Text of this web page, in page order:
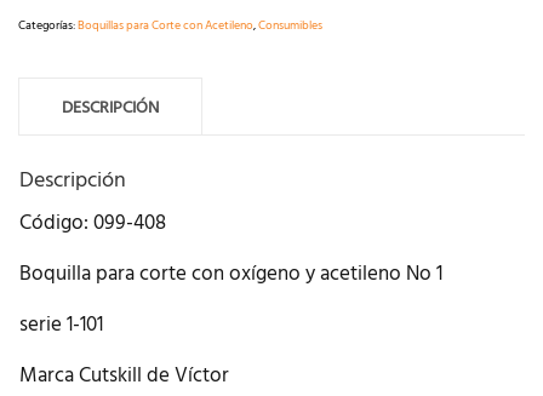
Categorías:Boquillas para Corte con Acetileno,Consumibles
DESCRIPCIÓN
Descripción
Código: 099-408
Boquilla para corte con oxígeno y acetileno No 1
serie 1-101
Marca Cutskill de Víctor